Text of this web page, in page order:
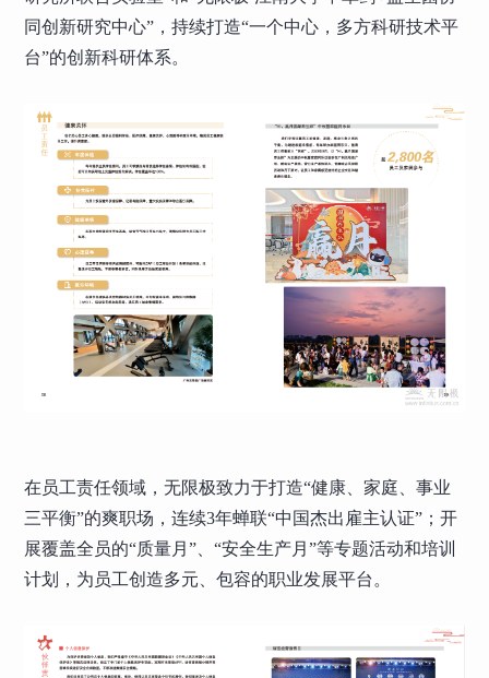
同创新研究中心”，持续打造“一个中心，多方科研技术平
台”的创新科研体系。
在员工责任领域，无限极致力于打造“健康、家庭、事业
三平衡”的爽职场，连续3年蝉联“中国杰出雇主认证”；开
展覆盖全员的“质量月”、“安全生产月”等专题活动和培训
计划，为员工创造多元、包容的职业发展平台。